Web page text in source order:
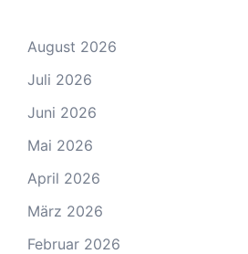
August 2026
Juli 2026
Juni 2026
Mai 2026
April 2026
März 2026
Februar 2026